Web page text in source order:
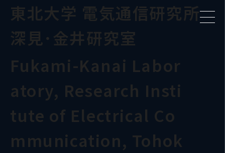
東北大学 電気通信研究所
深見･金井研究室
Fukami-Kanai Labor
atory, Research Insti
tute of Electrical Co
mmunication, Tohok